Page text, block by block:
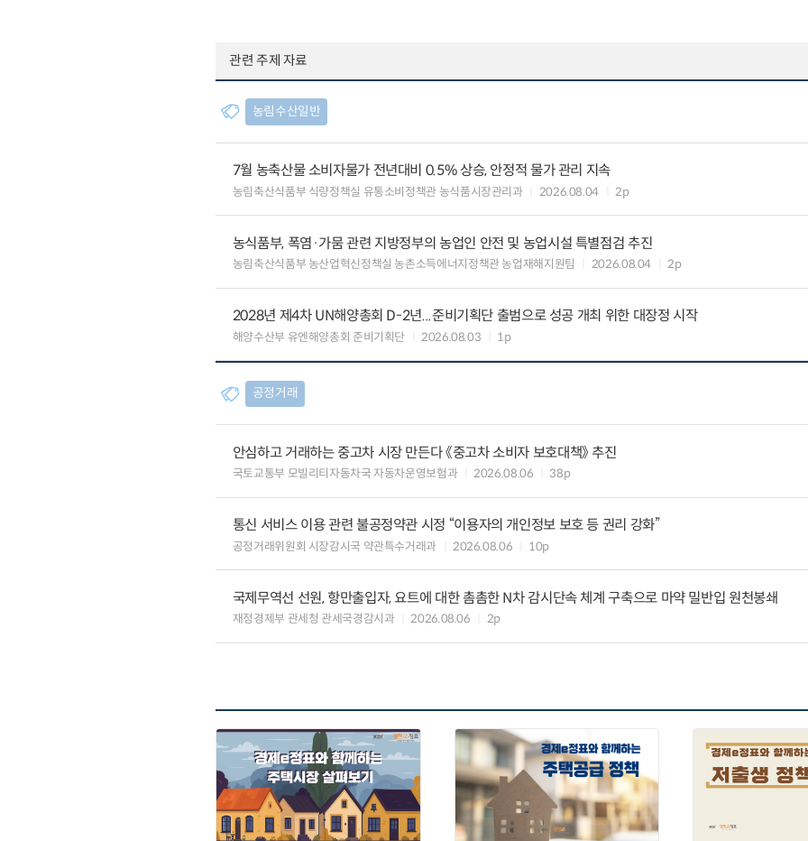
관련 주제 자료
농림수산일반
7월 농축산물 소비자물가 전년대비 0.5% 상승, 안정적 물가 관리 지속
농림축산식품부 식량정책실 유통소비정책관 농식품시장관리과 2026.08.04 2p
농식품부, 폭염·가뭄 관련 지방정부의 농업인 안전 및 농업시설 특별점검 추진
농림축산식품부 농산업혁신정책실 농촌소득에너지정책관 농업재해지원팀 2026.08.04 2p
2028년 제4차 UN해양총회 D-2년...준비기획단 출범으로 성공 개최 위한 대장정 시작
해양수산부 유엔해양총회 준비기획단 2026.08.03 1p
공정거래
안심하고 거래하는 중고차 시장 만든다 《중고차 소비자 보호대책》 추진
국토교통부 모빌리티자동차국 자동차운영보험과 2026.08.06 38p
통신 서비스 이용 관련 불공정약관 시정 “이용자의 개인정보 보호 등 권리 강화”
공정거래위원회 시장감시국 약관특수거래과 2026.08.06 10p
국제무역선 선원, 항만출입자, 요트에 대한 촘촘한 N차 감시단속 체계 구축으로 마약 밀반입 원천봉쇄
재정경제부 관세청 관세국경감시과 2026.08.06 2p